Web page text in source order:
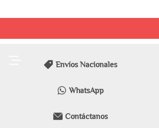
Envíos Nacionales
WhatsApp
Contáctanos